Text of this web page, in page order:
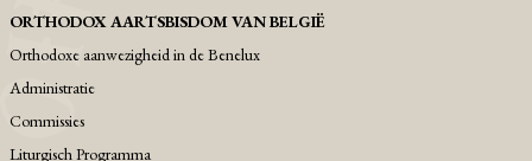
ORTHODOX AARTSBISDOM VAN BELGIË
Orthodoxe aanwezigheid in de Benelux
Administratie
Commissies
Liturgisch Programma